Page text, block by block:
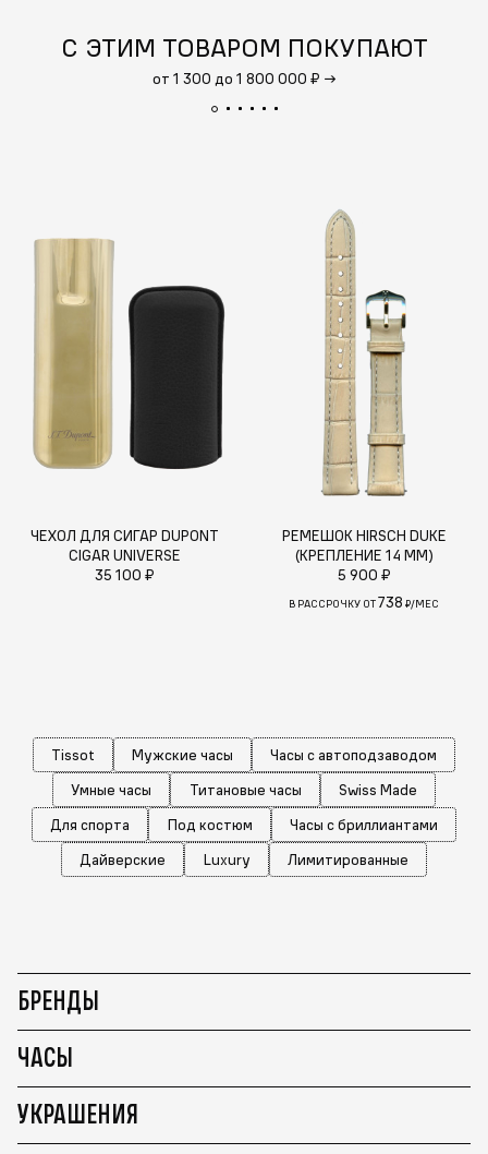
С ЭТИМ ТОВАРОМ ПОКУПАЮТ
от 1 300 до 1 800 000 ₽ →
ЧЕХОЛ ДЛЯ СИГАР DUPONT
CIGAR UNIVERSE
35 100 ₽
РЕМЕШОК HIRSCH DUKE
(КРЕПЛЕНИЕ 14 ММ)
5 900 ₽
В РАССРОЧКУ ОТ738 ₽/МЕС
Tissot Мужские часы
Часы с автоподзаводом
Умные часы
Титановые часы
Swiss Made
Для спорта
Под костюм
Часы с бриллиантами
Дайверские
Luxury Лимитированные
БРЕНДЫ
ЧАСЫ
УКРАШЕНИЯ